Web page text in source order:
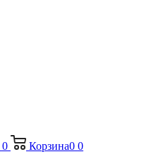
0 Корзина0 0